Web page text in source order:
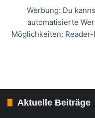
Werbung: Du
automatisierte
Möglichkeiten:
Aktuelle Beiträge